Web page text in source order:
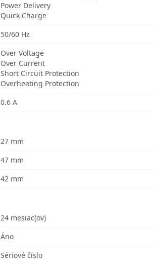
Power Delivery
Quick Charge
50/60 Hz
Over Voltage
Over Current
Short Circuit Protection
Overheating Protection
0.6 A
27 mm
47 mm
42 mm
24 mesiac(ov)
Áno
Sériové číslo